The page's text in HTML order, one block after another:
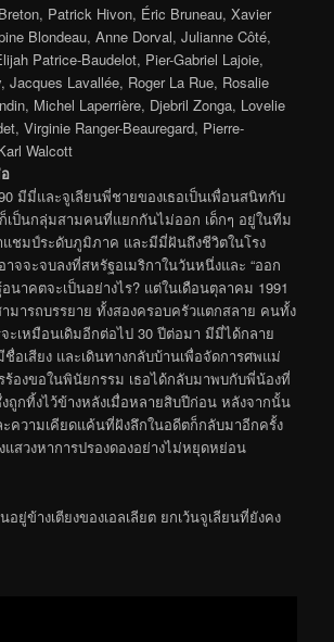
Patrick Hivon, Éric Bruneau, Xavier
Blondeau, Anne Dorval, Julianne Côté,
Patrice-Baudelot, Pier-Gabriel Lajoie,
Jacques Lavallée, Roger La Rue, Rosalie
Michel Laperrière, Djebril Zonga, Lovelie
Virginie Ranger-Beauregard, Pierre-
Walcott
มีมี่และจูเลียนพี่ชายของเธอเป็นเพื่อนสนิทกับ
เป็นกลุ่มสามคนที่แยกกันไม่ออก เด็กๆ อยู่ในทีม
แชมป์ระดับภูมิภาค และมีมี่ฝันถึงชีวิตในโรง
จจะจบลงที่สหรัฐอเมริกาในวันหนึ่งและ “ออก
นาคตจะเป็นอย่างไร? แต่ในเดือนตุลาคม 1991
มารถบรรยาย ทั้งสองครอบครัวแตกสลาย คนทั้ง
ะเหมือนเดิมอีกต่อไป 30 ปีต่อมา มีมี่ได้กลาย
อเสียง และเดินทางกลับบ้านเพื่อจัดการศพแม่
ร้องขอในพินัยกรรม เธอได้กลับมาพบกับพี่น้องที่
ถูกทิ้งไว้ข้างหลังเมื่อหลายสิบปีก่อน หลังจากนั้น
ความเคียดแค้นที่ฝังลึกในอดีตก็กลับมาอีกครั้ง
แสวงหาการปรองดองอย่างไม่หยุดหย่อน
ยู่ข้างเตียงของเอลเลียต ยกเว้นจูเลียนที่ยังคง